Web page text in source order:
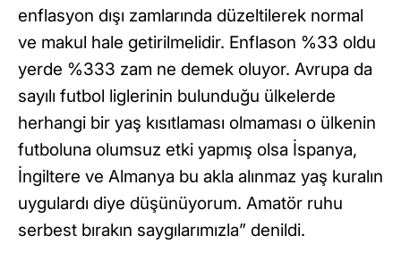
enflasyon dışı zamlarında düzeltilerek normal
ve makul hale getirilmelidir. Enflason %33 oldu
yerde %333 zam ne demek oluyor. Avrupa da
sayılı futbol liglerinin bulunduğu ülkelerde
herhangi bir yaş kısıtlaması olmaması o ülkenin
futboluna olumsuz etki yapmış olsa İspanya,
İngiltere ve Almanya bu akla alınmaz yaş kuralın
uygulardı diye düşünüyorum. Amatör ruhu
serbest bırakın saygılarımızla” denildi.